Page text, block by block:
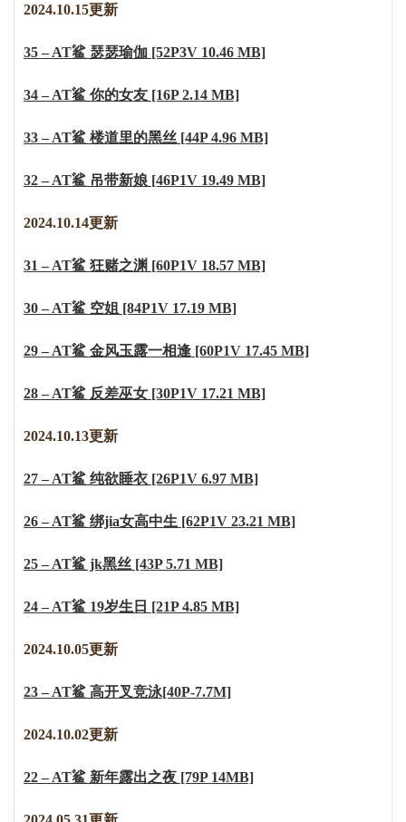
2024.10.15更新
35 – AT鲨 瑟瑟瑜伽 [52P3V 10.46 MB]
34 – AT鲨 你的女友 [16P 2.14 MB]
33 – AT鲨 楼道里的黑丝 [44P 4.96 MB]
32 – AT鲨 吊带新娘 [46P1V 19.49 MB]
2024.10.14更新
31 – AT鲨 狂赌之渊 [60P1V 18.57 MB]
30 – AT鲨 空姐 [84P1V 17.19 MB]
29 – AT鲨 金风玉露一相逢 [60P1V 17.45 MB]
28 – AT鲨 反差巫女 [30P1V 17.21 MB]
2024.10.13更新
27 – AT鲨 纯欲睡衣 [26P1V 6.97 MB]
26 – AT鲨 绑jia女高中生 [62P1V 23.21 MB]
25 – AT鲨 jk黑丝 [43P 5.71 MB]
24 – AT鲨 19岁生日 [21P 4.85 MB]
2024.10.05更新
23 – AT鲨 高开叉竞泳[40P-7.7M]
2024.10.02更新
22 – AT鲨 新年露出之夜 [79P 14MB]